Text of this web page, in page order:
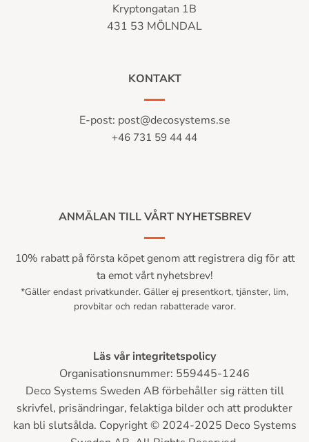
Kryptongatan 1B
431 53 MÖLNDAL
KONTAKT
E-post: post@decosystems.se
+46 731 59 44 44
ANMÄLAN TILL VÅRT NYHETSBREV
10% rabatt på första köpet genom att registrera dig för att
ta emot vårt nyhetsbrev!
*Gäller endast privatkunder. Gäller ej presentkort, tjänster, lim,
provbitar och redan rabatterade varor.
Läs vår integritetspolicy
Organisationsnummer: 559445-1246
Deco Systems Sweden AB förbehåller sig rätten till
skrivfel, prisändringar, felaktiga bilder och att produkter
kan bli slutsålda. Copyright © 2024-2025 Deco Systems